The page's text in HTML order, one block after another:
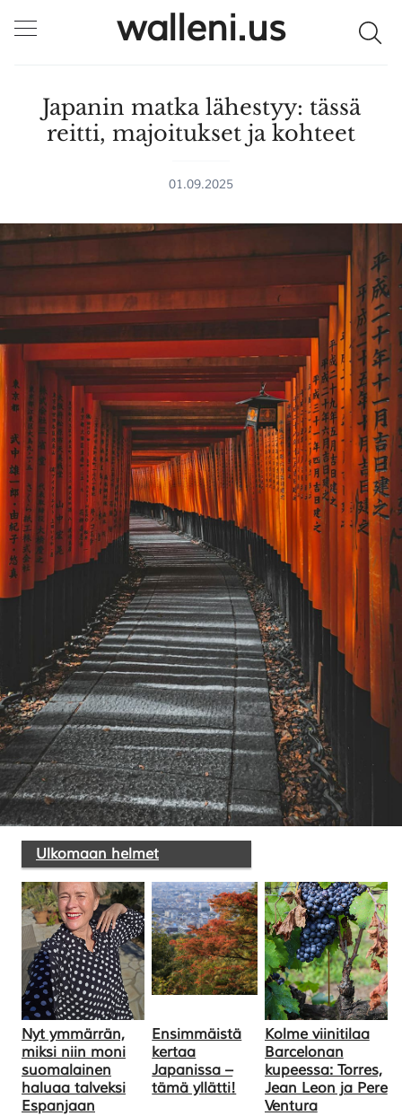
walleni.us
SULJE HAKU ✕
Japanin matka lähestyy: tässä
reitti, majoitukset ja kohteet
01.09.2025
Ulkomaan helmet
Nyt ymmärrän,
miksi niin moni
suomalainen
haluaa talveksi
Espanjaan
Ensimmäistä
kertaa
Japanissa –
tämä yllätti!
Kolme viinitilaa
Barcelonan
kupeessa: Torres,
Jean Leon ja Pere
Ventura